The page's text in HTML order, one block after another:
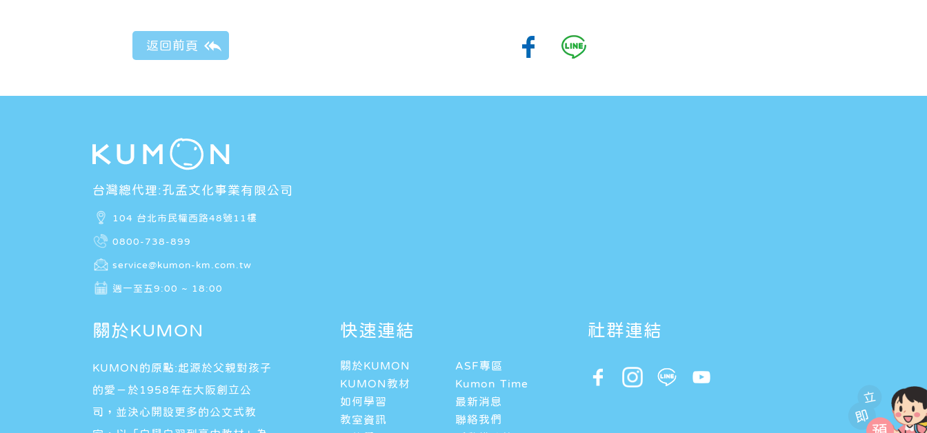
立
即
台灣總代理:孔孟文化事業有限公司
104 台北市民權西路48號11樓
0800-738-899
service@kumon-km.com.tw
週一至五9:00 ~ 18:00
關於KUMON
KUMON的原點:起源於父親對孩子
的愛－於1958年在大阪創立公
司，並決心開設更多的公文式教
快速連結
關於KUMON
ASF專區
KUMON教材
Kumon Time
如何學習
最新消息
教室資訊
聯絡我們
社群連結